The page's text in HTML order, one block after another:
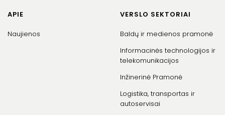
APIE
Naujienos
VERSLO SEKTORIAI
Baldų ir medienos pramonė
Informacinės technologijos ir
telekomunikacijos
Inžinerinė Pramonė
Logistika, transportas ir
autoservisai